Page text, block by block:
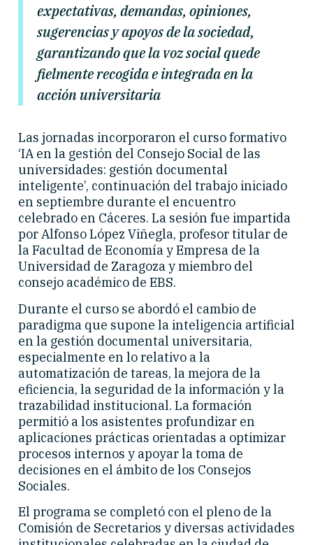
expectativas, demandas, opiniones,
sugerencias y apoyos de la sociedad,
garantizando que la voz social quede
fielmente recogida e integrada en la
acción universitaria
Las jornadas incorporaron el curso formativo
‘IA en la gestión del Consejo Social de las
universidades: gestión documental
inteligente’, continuación del trabajo iniciado
en septiembre durante el encuentro
celebrado en Cáceres. La sesión fue impartida
por Alfonso López Viñegla, profesor titular de
la Facultad de Economía y Empresa de la
Universidad de Zaragoza y miembro del
consejo académico de EBS.
Durante el curso se abordó el cambio de
paradigma que supone la inteligencia artificial
en la gestión documental universitaria,
especialmente en lo relativo a la
automatización de tareas, la mejora de la
eficiencia, la seguridad de la información y la
trazabilidad institucional. La formación
permitió a los asistentes profundizar en
aplicaciones prácticas orientadas a optimizar
procesos internos y apoyar la toma de
decisiones en el ámbito de los Consejos
Sociales.
El programa se completó con el pleno de la
Comisión de Secretarios y diversas actividades